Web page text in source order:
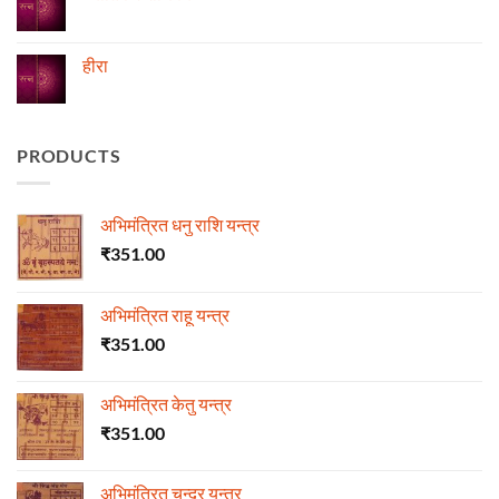
ज्योतिष
मेंहीरा
PRODUCTS
अभिमंत्रित धनु राशि यन्त्र
₹351.00
अभिमंत्रित राहू यन्त्र
₹351.00
अभिमंत्रित केतु यन्त्र
₹351.00
अभिमंत्रित चन्द्र यन्त्र